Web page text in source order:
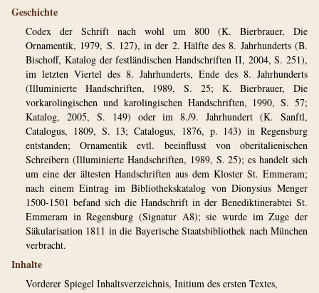
Geschichte
Codex der Schrift nach wohl um 800 (K. Bierbrauer, Die
Ornamentik, 1979, S. 127), in der 2. Hälfte des 8. Jahrhunderts (B.
Bischoff, Katalog der festländischen Handschriften II, 2004, S. 251),
im letzten Viertel des 8. Jahrhunderts, Ende des 8. Jahrhunderts
(Illuminierte Handschriften, 1989, S. 25; K. Bierbrauer, Die
vorkarolingischen und karolingischen Handschriften, 1990, S. 57;
Katalog, 2005, S. 149) oder im 8./9. Jahrhundert (K. Sanftl,
Catalogus, 1809, S. 13; Catalogus, 1876, p. 143) in Regensburg
entstanden; Ornamentik evtl. beeinflusst von oberitalienischen
Schreibern (Illuminierte Handschriften, 1989, S. 25); es handelt sich
um eine der ältesten Handschriften aus dem Kloster St. Emmeram;
nach einem Eintrag im Bibliothekskatalog von Dionysius Menger
1500-1501 befand sich die Handschrift in der Benediktinerabtei St.
Emmeram in Regensburg (Signatur A8); sie wurde im Zuge der
Säkularisation 1811 in die Bayerische Staatsbibliothek nach München
verbracht.
Inhalte
Vorderer Spiegel Inhaltsverzeichnis, Initium des ersten Textes,